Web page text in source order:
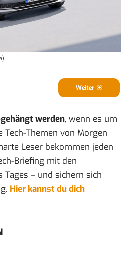
Weiter
werden, wenn es um
Tech-Themen von Morgen
Leser bekommen jeden
Briefing mit den
– und sichern sich
Hier kannst du dich